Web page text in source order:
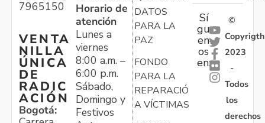
7965150
VENTA
NILLA
ÚNICA
DE
RADIC
ACIÓN
Bogotá:
Horario de
atención
Lunes a
viernes
8:00 a.m. –
6:00 p.m.
Sábado,
Domingo y
Festivos
DATOS
PARA LA
PAZ
FONDO
PARA LA
REPARACIÓN
A VÍCTIMAS
Sí
gu
en
os
en:
©
Copyrigth
2023
-
Todos
los
derechos